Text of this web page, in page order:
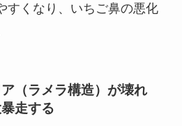
すくなり、いちご鼻の悪化
（ラメラ構造）が壊れ
走する